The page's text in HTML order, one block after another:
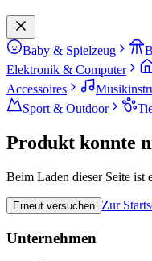
Baby & Spielzeug
Elektronik & Computer
Accessoires
Sport & Outdoor
Produkt konnte
Beim Laden dieser Seite ist
Erneut versuchen Zur
Unternehmen